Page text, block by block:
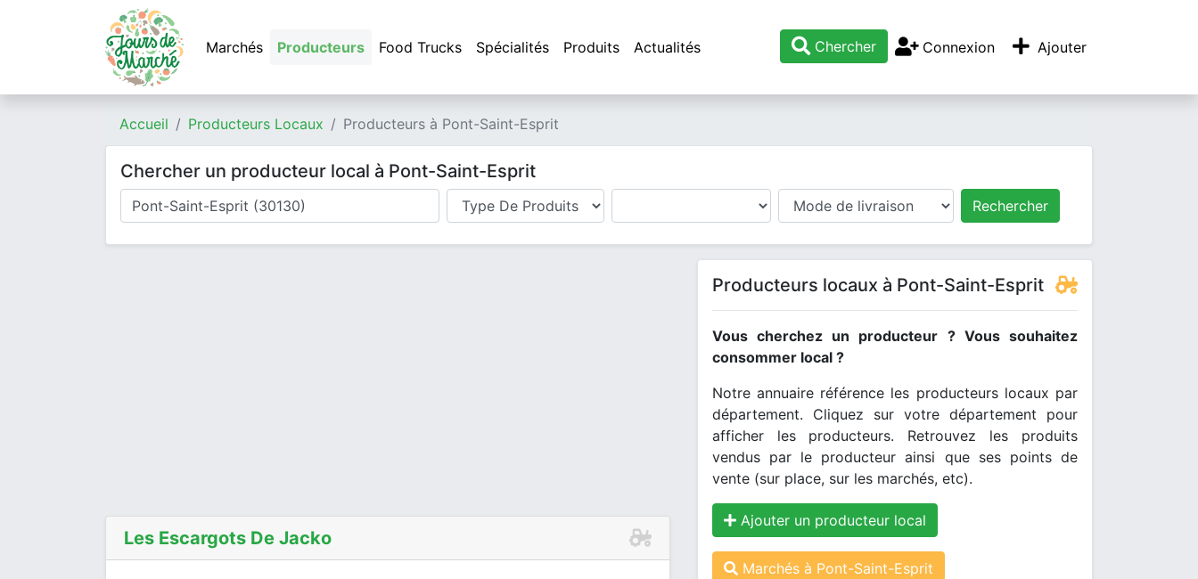
Marchés Producteurs Food Trucks Spécialités Produits Actualités Chercher Connexion Ajouter
Accueil Producteurs Locaux Producteurs à Pont-Saint-Esprit
Chercher un producteur local à Pont-Saint-Esprit
Où cherchez-vous un producteur ?
Type de produits
Produits
Mode de livraison Rechercher
Les Escargots De Jacko
Producteurs locaux à Pont-Saint-Esprit
Vous cherchez un producteur ? Vous souhaitez
consommer local ?
Notre annuaire référence les producteurs locaux par
département. Cliquez sur votre département pour
afficher les producteurs. Retrouvez les produits
vendus par le producteur ainsi que ses points de
vente (sur place, sur les marchés, etc).
Ajouter un producteur local
Marchés à Pont-Saint-Esprit